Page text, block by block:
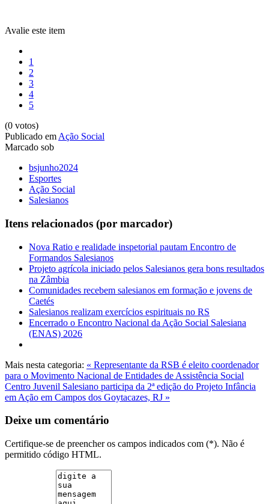
Avalie este item
1
2
3
4
5
(0 votos)
Publicado em Ação Social
Marcado sob
bsjunho2024
Esportes
Ação Social
Salesianos
Itens relacionados (por marcador)
Nova Ratio e realidade inspetorial pautam Encontro de
Formandos Salesianos
Projeto agrícola iniciado pelos Salesianos gera bons resultados
na Zâmbia
Comunidades recebem salesianos em formação e jovens de
Caetés
Salesianos realizam exercícios espirituais no RS
Encerrado o Encontro Nacional da Ação Social Salesiana
(ENAS) 2026
Mais nesta categoria: « Representante da RSB é eleito coordenador
para o Movimento Nacional de Entidades de Assistência Social
Centro Juvenil Salesiano participa da 2ª edição do Projeto Infância
em Ação em Campos dos Goytacazes, RJ »
Deixe um comentário
Certifique-se de preencher os campos indicados com (*). Não é
permitido código HTML.